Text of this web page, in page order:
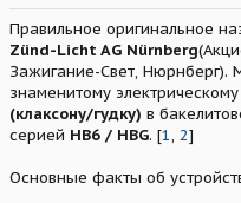
Правильное оригинальное
Zünd-Licht AG Nürnberg
Зажигание-Свет, Нюрнберг).
знаменитому
(клаксону/гудку) в
серией HB6 / HBG. [1, 2]
Основные факты об